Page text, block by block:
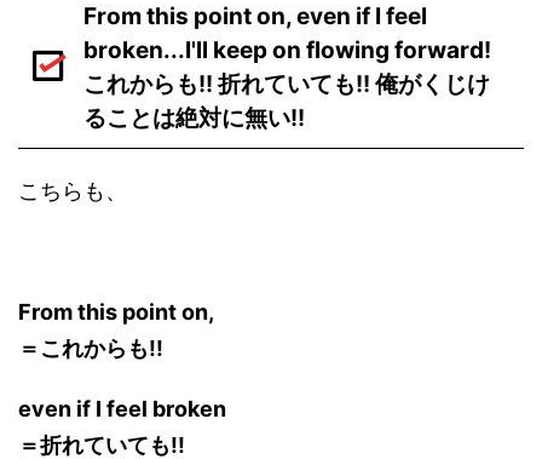
From this point on, even if I feel
broken...I'll keep on flowing forward!
これからも!! 折れていても!! 俺がくじけ
ることは絶対に無い!!
こちらも、
From this point on,
＝これからも!!
even if I feel broken
＝折れていても!!